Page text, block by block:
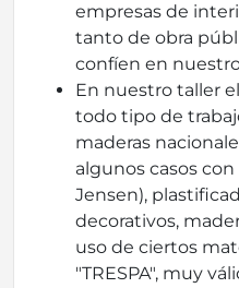
empresas de
tanto de obra
confíen en
En nuestro taller
todo tipo de
maderas
algunos casos
Jensen),
decorativos,
uso de ciertos
"TRESPA", muy